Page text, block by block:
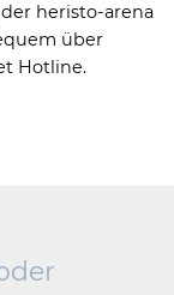
heristo-arena
über
Hotline.